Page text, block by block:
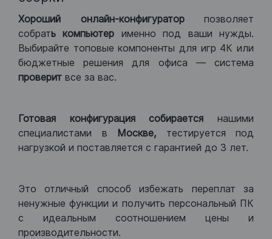
Хороший онлайн-конфигураторпозволяет
собрать компьютер именно под ваши нужды.
Выбирайте топовые компоненты для игр 4К или
бюджетные решения для офиса — система
проверит все за вас.
Готовая конфигурация собираетсянашими
специалистами в Москве, тестируется под
нагрузкой и поставляется с гарантией до 3 лет.
Это отличный способ избежать переплат за
ненужные функции и получить персональный ПК
с идеальным соотношением цены и
производительности.